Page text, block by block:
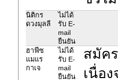
นิติกร
ดวงมุลลี
ไม่ได้
รับ E-
mail
ยืนยัน
ฮาฟีซ
แมแร
กาเจ
ไม่ได้
รับ E-
mail
ยืนยัน
สมัค
เนื่อ